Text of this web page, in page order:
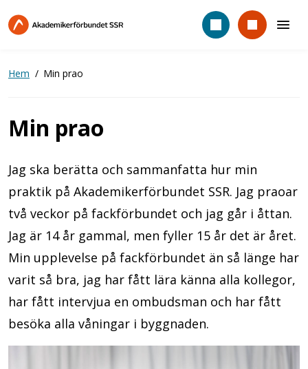
till
Hem Min prao
Min prao
Jag ska berätta och sammanfatta hur min
praktik på Akademikerförbundet SSR. Jag praoar
två veckor på fackförbundet och jag går i åttan.
Jag är 14 år gammal, men fyller 15 år det är året.
Min upplevelse på fackförbundet än så länge har
varit så bra, jag har fått lära känna alla kollegor,
har fått intervjua en ombudsman och har fått
besöka alla våningar i byggnaden.